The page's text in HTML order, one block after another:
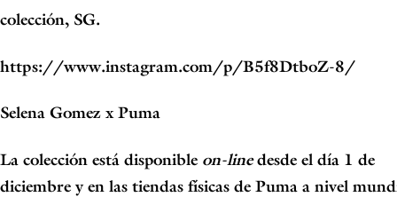
colección, SG.
https://www.instagram.com/p/B5f8DtboZ-8/
Selena Gomez x Puma
La colección está disponible on-linedesde el día 1 de
diciembre y en las tiendas físicas de Puma a nivel